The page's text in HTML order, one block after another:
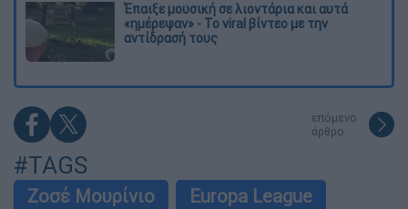
Έπαιξε μουσική σε λιοντάρια και αυτά
«ημέρεψαν» - Το viral βίντεο με την
αντίδρασή τους
επόμενο
άρθρο
#TAGS
Ζοσέ Μουρίνιο
Europa League